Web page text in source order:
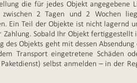
die für jedes Objekt angegebene
2 Tagen und 2 Wochen
Ein Teil der Objekte ist nicht lagernd
Sobald Ihr Objekt fertiggestellt
Objekts geht mit dessen
Transport eingetretene Schäden
selbst anmelden – in der